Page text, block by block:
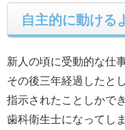
自主的に動ける
新人の頃に受動的な仕
その後三年経過したと
指示されたことしかで
歯科衛生士になってし